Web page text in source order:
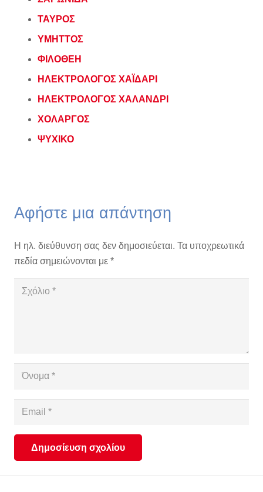
ΤΑΥΡΟΣ
ΥΜΗΤΤΟΣ
ΦΙΛΟΘΕΗ
ΗΛΕΚΤΡΟΛΟΓΟΣ ΧΑΪΔΑΡΙ
ΗΛΕΚΤΡΟΛΟΓΟΣ ΧΑΛΑΝΔΡΙ
ΧΟΛΑΡΓΟΣ
ΨΥΧΙΚΟ
Αφήστε μια απάντηση
Η ηλ. διεύθυνση σας δεν δημοσιεύεται. Τα υποχρεωτικά
πεδία σημειώνονται με *
Δημοσίευση σχολίου